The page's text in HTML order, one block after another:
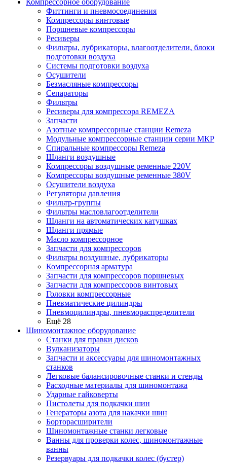
Компрессорное оборудование
Фиттинги и пневмосоединения
Компрессоры винтовые
Поршневые компрессоры
Ресиверы
Фильтры, лубрикаторы, влагоотделители, блоки
подготовки воздуха
Системы подготовки воздуха
Осушители
Безмасляные компрессоры
Сепараторы
Фильтры
Ресиверы для компрессора REMEZA
Запчасти
Азотные компрессорные станции Remeza
Модульные компрессорные станции серии МКР
Спиральные компрессоры Remeza
Шланги воздушные
Компрессоры воздушные ременные 220V
Компрессоры воздушные ременные 380V
Осушители воздуха
Регуляторы давления
Фильтр-группы
Фильтры масловлагоотделители
Шланги на автоматических катушках
Шланги прямые
Масло компрессорное
Запчасти для компрессоров
Фильтры воздушные, лубрикаторы
Компрессорная арматура
Запчасти для компрессоров поршневых
Запчасти для компрессоров винтовых
Головки компрессорные
Пневматические цилиндры
Пневмоцилиндры, пневмораспределители
Ещё 28
Шиномонтажное оборудование
Станки для правки дисков
Вулканизаторы
Запчасти и аксессуары для шиномонтажных
станков
Легковые балансировочные станки и стенды
Расходные материалы для шиномонтажа
Ударные гайковерты
Пистолеты для подкачки шин
Генераторы азота для накачки шин
Борторасширители
Шиномонтажные станки легковые
Ванны для проверки колес, шиномонтажные
ванны
Резервуары для подкачки колес (бустер)